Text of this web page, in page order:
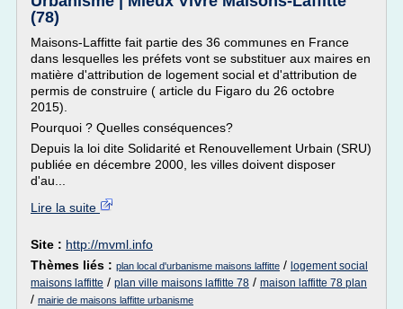
(78)
Maisons-Laffitte fait partie des 36 communes en France
dans lesquelles les préfets vont se substituer aux maires en
matière d'attribution de logement social et d'attribution de
permis de construire ( article du Figaro du 26 octobre
2015).
Pourquoi ? Quelles conséquences?
Depuis la loi dite Solidarité et Renouvellement Urbain (SRU)
publiée en décembre 2000, les villes doivent disposer
d'au...
Lire la suite
Site : http://mvml.info
Thèmes liés : plan local d'urbanisme maisons laffitte / logement social
maisons laffitte / plan ville maisons laffitte 78 / maison laffitte 78 plan
/ mairie de maisons laffitte urbanisme